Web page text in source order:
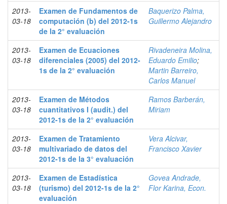
2013-
03-18
Examen de Fundamentos de
computación (b) del 2012-1s
de la 2° evaluación
Baquerizo Palma,
Guillermo Alejandro
2013-
03-18
Examen de Ecuaciones
diferenciales (2005) del 2012-
1s de la 2° evaluación
Rivadeneira Molina,
Eduardo Emilio;
Martin Barreiro,
Carlos Manuel
2013-
03-18
Examen de Métodos
cuantitativos I (audit.) del
2012-1s de la 2° evaluación
Ramos Barberán,
Miriam
2013-
03-18
Examen de Tratamiento
multivariado de datos del
2012-1s de la 3° evaluación
Vera Alcivar,
Francisco Xavier
2013-
03-18
Examen de Estadística
(turismo) del 2012-1s de la 2°
evaluación
Govea Andrade,
Flor Karina, Econ.